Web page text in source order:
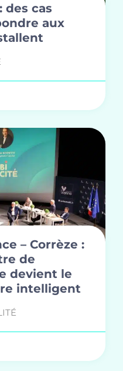
des cas
aux
– Corrèze :
de
devient le
intelligent